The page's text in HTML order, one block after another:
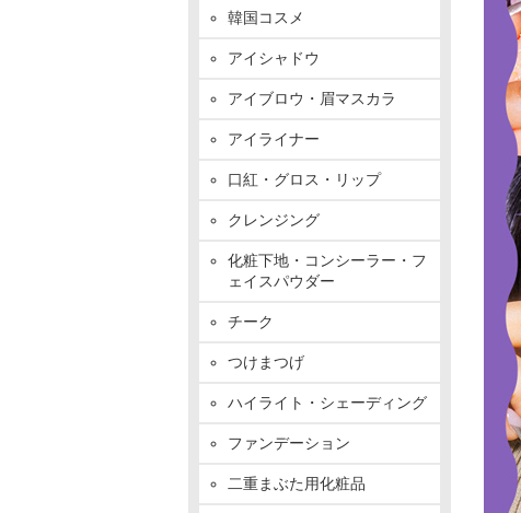
韓国コスメ
アイシャドウ
アイブロウ・眉マスカラ
アイライナー
口紅・グロス・リップ
クレンジング
化粧下地・コンシーラー・フ
ェイスパウダー
チーク
つけまつげ
ハイライト・シェーディング
ファンデーション
二重まぶた用化粧品